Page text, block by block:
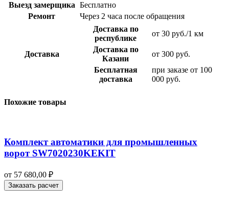
Выезд замерщика Бесплатно
Ремонт
Через 2 часа после обращения
Доставка
Доставка по
республике
от 30 руб./1 км
Доставка по
Казани
от 300 руб.
Бесплатная
доставка
при заказе от 100
000 руб.
Похожие товары
Комплект автоматики для промышленных
ворот SW7020230KEKIT
от 57 680,00 ₽
Заказать расчет